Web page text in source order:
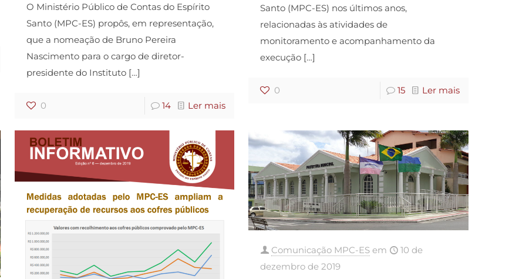
O Ministério Público de Contas do Espírito
Santo (MPC-ES) propôs, em representação,
que a nomeação de Bruno Pereira
Nascimento para o cargo de diretor-
presidente do Instituto[…]
0 14 Ler mais
Santo (MPC-ES) nos últimos anos,
relacionadas às atividades de
monitoramento e acompanhamento da
execução […]
0 15 Ler mais
Comunicação MPC-ES em
10 de
dezembro de 2019